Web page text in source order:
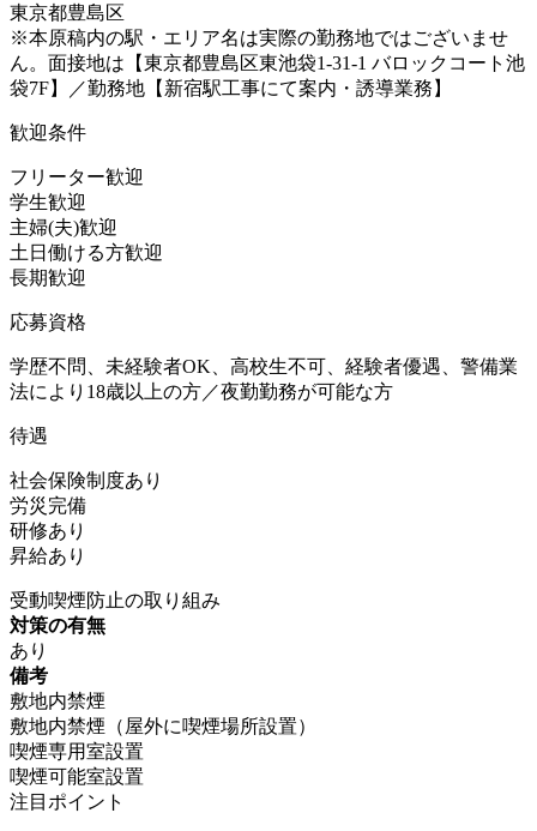
東京都豊島区
※本原稿内の駅・エリア名は実際の勤務地ではございませ
ん。面接地は【東京都豊島区東池袋1-31-1 バロックコート池
袋7F】／勤務地【新宿駅工事にて案内・誘導業務】
歓迎条件
フリーター歓迎
学生歓迎
主婦(夫)歓迎
土日働ける方歓迎
長期歓迎
応募資格
学歴不問、未経験者OK、高校生不可、経験者優遇、警備業
法により18歳以上の方／夜勤勤務が可能な方
待遇
社会保険制度あり
労災完備
研修あり
昇給あり
受動喫煙防止の取り組み
対策の有無
あり
備考
敷地内禁煙
敷地内禁煙（屋外に喫煙場所設置）
喫煙専用室設置
喫煙可能室設置
注目ポイント